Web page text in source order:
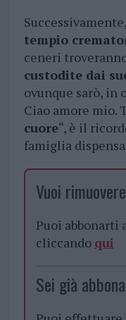
tempio
ceneri
custodite dai
ovunque sarò, in
Ciao amore mio.
cuore“, è il
famiglia
Vuoi
Puoi abbonarti
cliccando qui
Sei già